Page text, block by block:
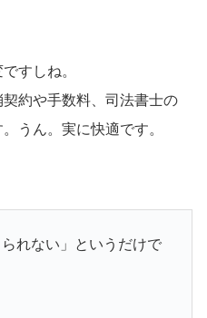
すしね。
約や手数料、司法書士の
うん。実に快適です。
れない」というだけで